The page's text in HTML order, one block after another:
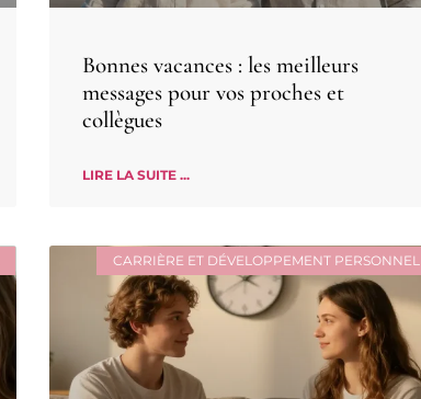
Bonnes vacances : les meilleurs
messages pour vos proches et
collègues
LIRE LA SUITE ...
CARRIÈRE ET DÉVELOPPEMENT PERSONNEL